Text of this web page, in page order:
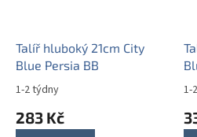
Talíř hluboký 21cm City
Blue Persia BB
1-2 týdny
283 Kč
1-